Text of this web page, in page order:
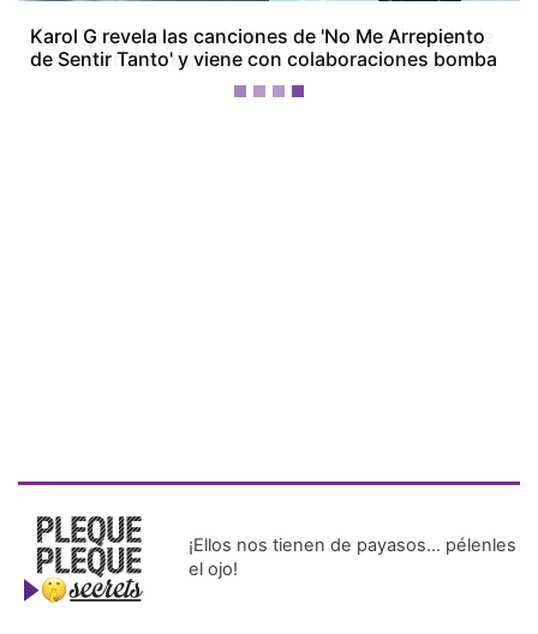
Karol Wilson se convierte en la primera finalista de
Operación Triunfo USA
¡Ellos nos tienen de payasos… pélenles
el ojo!